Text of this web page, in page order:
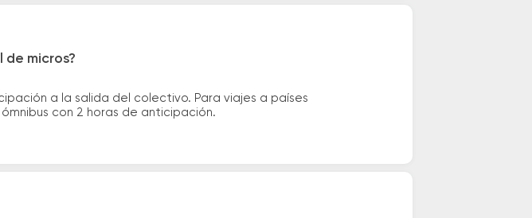
micros?
a la salida del colectivo. Para viajes a países
con 2 horas de anticipación.